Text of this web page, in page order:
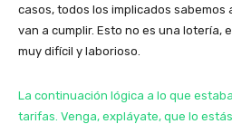
casos, todos los implicados sabemos
van a cumplir. Esto no es una lotería,
muy difícil y laborioso.
La continuación lógica a lo que
tarifas. Venga, expláyate, que lo